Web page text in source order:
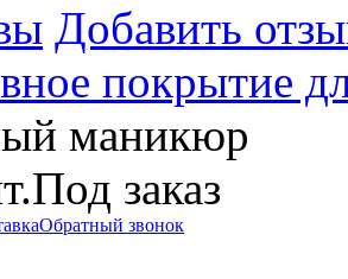
Добавить
покрытие
маникюр
Под заказ
Обратный звонок